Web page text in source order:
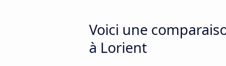
Voici une
à Lorient